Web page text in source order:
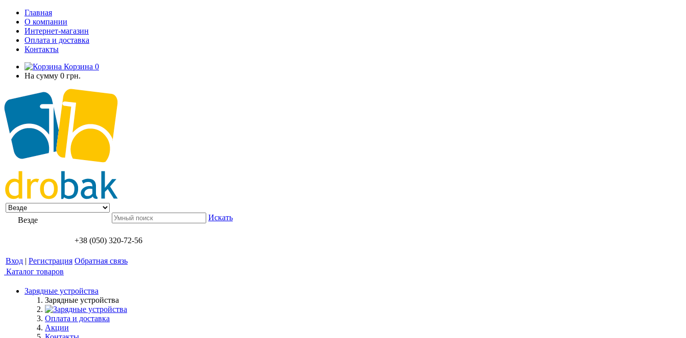
Главная
О компании
Интернет-магазин
Оплата и доставка
Контакты
Корзина 0
На сумму 0 грн.
Везде Искать
+38 (050) 320-72-56
Вход | Регистрация Обратная связь
Каталог товаров
Зарядные устройства
Зарядные устройства
Оплата и доставка
Акции